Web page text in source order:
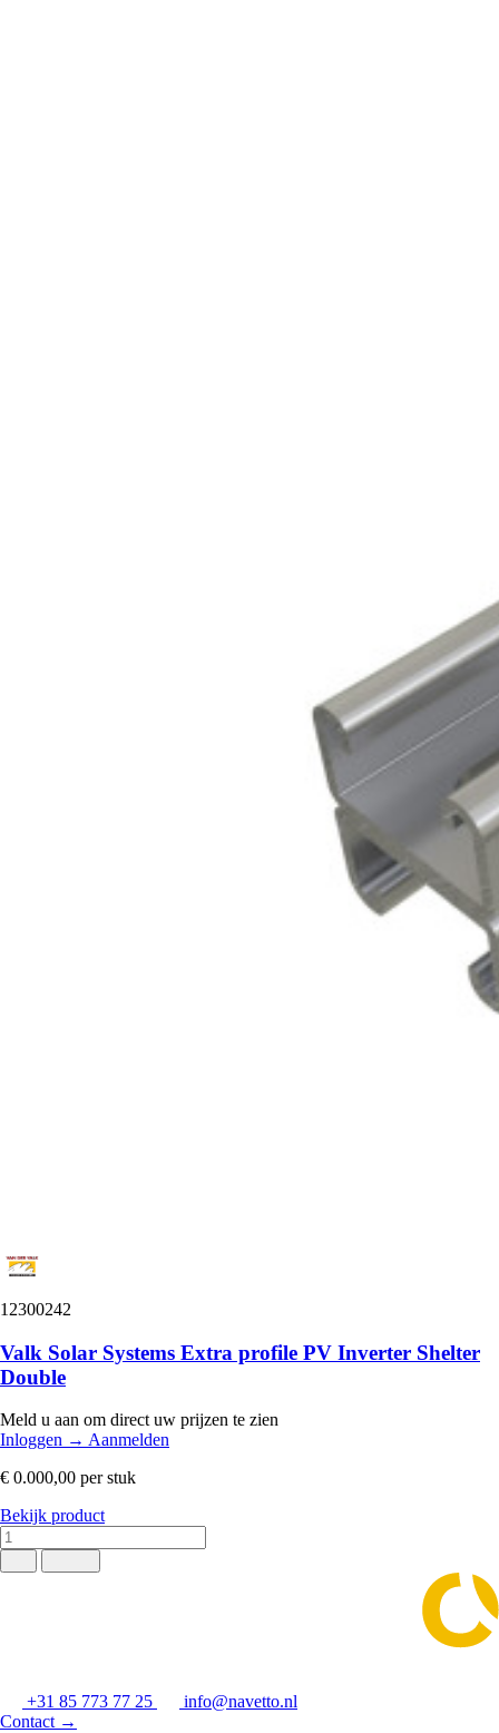
12300242
Valk Solar Systems Extra profile PV Inverter Shelter
Double
Meld u aan om direct uw prijzen te zien
Inloggen → Aanmelden
€ 0.000,00 per stuk
Bekijk product
+31 85 773 77 25
info@navetto.nl
Contact →